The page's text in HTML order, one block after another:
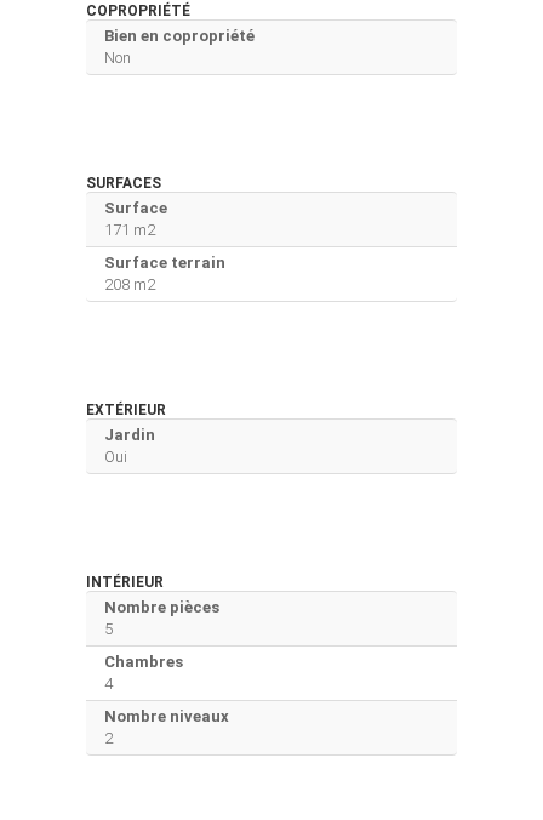
COPROPRIÉTÉ
Bien en copropriété
Non
SURFACES
Surface
171 m2
Surface terrain
208 m2
EXTÉRIEUR
Jardin
Oui
INTÉRIEUR
Nombre pièces
5
Chambres
4
Nombre niveaux
2